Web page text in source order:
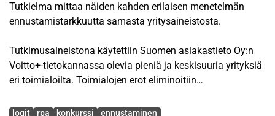
Tutkielma mittaa näiden kahden erilaisen menetelmän
ennustamistarkkuutta samasta yritysaineistosta.
Tutkimusaineistona käytettiin Suomen asiakastieto Oy:n
Voitto+-tietokannassa olevia pieniä ja keskisuuria yrityksiä
eri toimialoilta. Toimialojen erot eliminoitiin
kappaletta.
Avainsanat
logit rpa konkurssi ennustaminen